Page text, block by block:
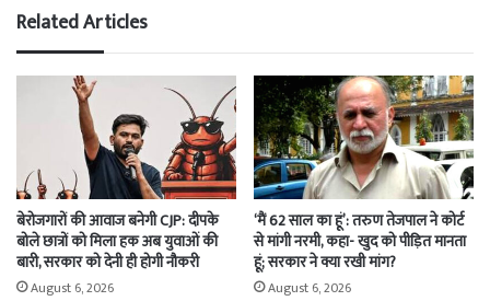
Related Articles
बेरोजगारों की आवाज बनेगी CJP: दीपके
बोले छात्रों को मिला हक अब युवाओं की
बारी, सरकार को देनी ही होगी नौकरी
August 6, 2026
‘मैं 62 साल का हूं’: तरुण तेजपाल ने कोर्ट
से मांगी नरमी, कहा- खुद को पीड़ित मानता
हूं; सरकार ने क्या रखी मांग?
August 6, 2026